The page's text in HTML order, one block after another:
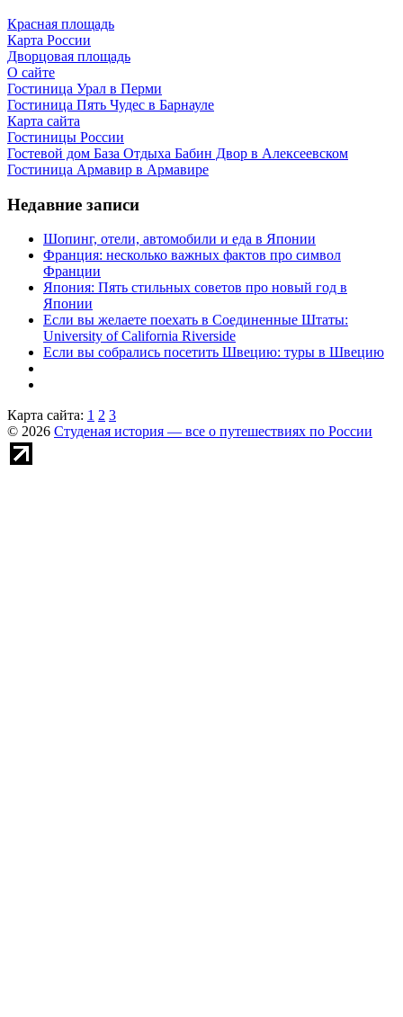
Красная площадь
Карта России
Дворцовая площадь
О сайте
Гостиница Урал в Перми
Гостиница Пять Чудес в Барнауле
Карта сайта
Гостиницы России
Гостевой дом База Отдыха Бабин Двор в Алексеевском
Гостиница Армавир в Армавире
Недавние записи
Шопинг, отели, автомобили и еда в Японии
Франция: несколько важных фактов про символ
Франции
Япония: Пять стильных советов про новый год в
Японии
Если вы желаете поехать в Соединенные Штаты:
University of California Riverside
Если вы собрались посетить Швецию: туры в Швецию
Карта сайта: 1 2 3
© 2026 Студеная история — все о путешествиях по России